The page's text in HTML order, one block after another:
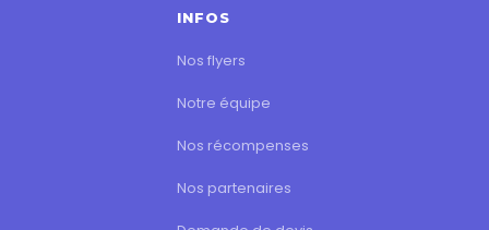
INFOS
Nos flyers
Notre équipe
Nos récompenses
Nos partenaires